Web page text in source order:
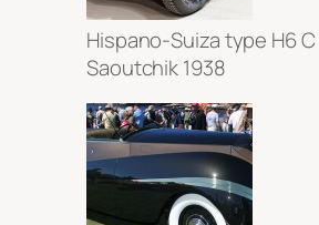
Hispano-Suiza type H6 C
Saoutchik 1938